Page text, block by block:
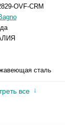
OVF-CRM
сталь
все